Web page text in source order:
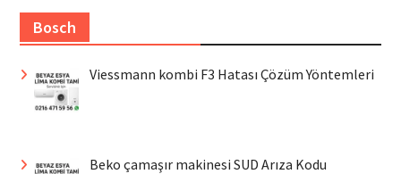
Bosch
Viessmann kombi F3 Hatası Çözüm Yöntemleri
Beko çamaşır makinesi SUD Arıza Kodu